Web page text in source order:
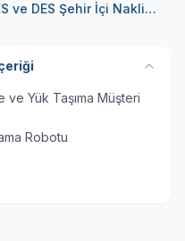
İMES ve DES Şehir İçi Nakliye ve Yük Taşıma
ve Yük Taşıma Müşteri
Robotu